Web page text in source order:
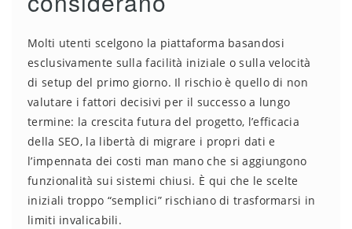
Molti utenti scelgono la piattaforma basandosi
esclusivamente sulla facilità iniziale o sulla velocità
di setup del primo giorno. Il rischio è quello di non
valutare i fattori decisivi per il successo a lungo
termine: la crescita futura del progetto, l’efficacia
della SEO, la libertà di migrare i propri dati e
l’impennata dei costi man mano che si aggiungono
funzionalità sui sistemi chiusi. È qui che le scelte
iniziali troppo “semplici” rischiano di trasformarsi in
limiti invalicabili.